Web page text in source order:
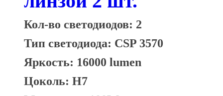
Кол-во светодиодов: 2
Тип светодиода: CSP 3570
Яркость: 16000 lumen
Цоколь: H7